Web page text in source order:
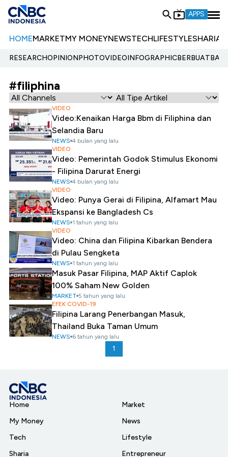
APPS
HOMEMARKETMY MONEYNEWSTECHLIFESTYLESHARIA
RESEARCHOPINIONPHOTOVIDEOINFOGRAPHIC
#filiphina
VIDEO
Video:Kenaikan Harga Bbm di Filiphina dan
Selandia Baru
NEWS 4 bulan yang lalu
VIDEO
Video: Pemerintah Godok Stimulus Ekonomi
- Filipina Darurat Energi
NEWS 4 bulan yang lalu
VIDEO
Video: Punya Gerai di Filipina, Alfamart Mau
Ekspansi ke Bangladesh Cs
NEWS 1 tahun yang lalu
VIDEO
Video: China dan Filipina Kibarkan Bendera
di Pulau Sengketa
NEWS 1 tahun yang lalu
Masuk Pasar Filipina, MAP Aktif Caplok
100% Saham New Golden
MARKET 5 tahun yang lalu
EFEK COVID-19
Filipina Larang Penerbangan Masuk,
Thailand Buka Taman Umum
NEWS 6 tahun yang lalu
1
Home
My Money
Tech
Sharia
Market
News
Lifestyle
Entrepreneur